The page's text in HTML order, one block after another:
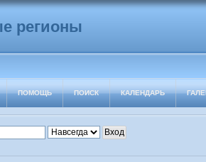
ПОМОЩЬ ПОИСК КАЛЕНДАРЬ